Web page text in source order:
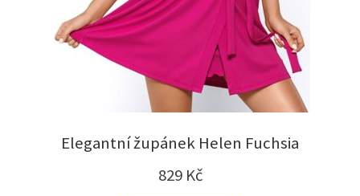
Elegantní župánek Helen Fuchsia
829 Kč